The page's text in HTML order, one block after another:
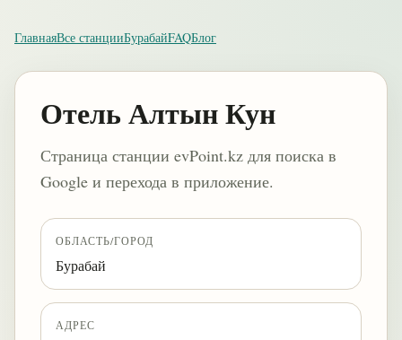
ГлавнаяВсе станцииБурабайFAQБлог
Отель Алтын Кун
Страница станции evPoint.kz для поиска в
Google и перехода в приложение.
ОБЛАСТЬ/ГОРОД
Бурабай
АДРЕС